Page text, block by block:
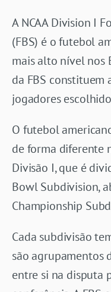
A NCAA Division I
(FBS) é o futebol
mais alto nível nos
da FBS constituem
jogadores
O futebol
de forma diferente
Divisão I, que é
Bowl Subdivision,
Championship
Cada subdivisão
são agrupamentos
entre si na disputa